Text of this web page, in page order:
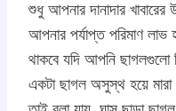
শুধু আপনার দানাদার খাবারের
আপনার পর্যাপ্ত পরিমাণ লাভ
থাকবে যদি আপনি ছাগলগুলো
একটা ছাগল অসুস্থ হয়ে